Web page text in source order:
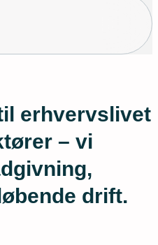
erhvervslivet
– vi
drift.